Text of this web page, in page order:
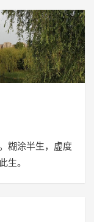
最接近美国乃至
影这事儿…
糊涂半生，虚度
生。